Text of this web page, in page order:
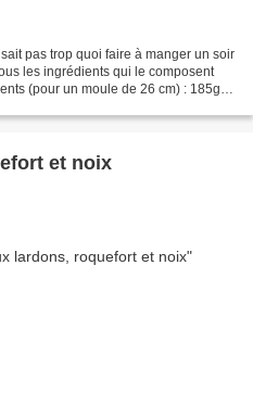
pas trop quoi faire à manger un soir
les ingrédients qui le composent
(pour un moule de 26 cm) : 185g
et noix